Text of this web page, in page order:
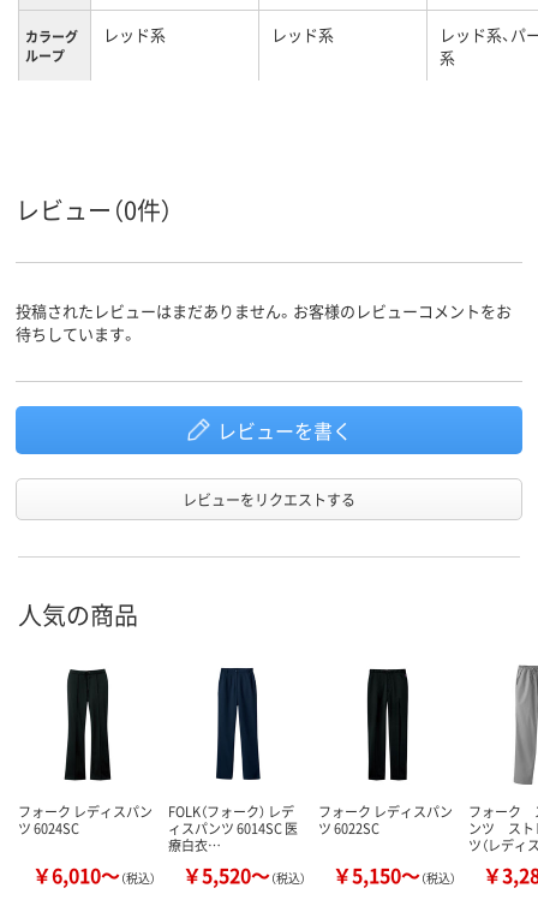
カラーグ
ループ
レッド系 レッド系
レッド系、パ
系
レビュー（0件）
投稿されたレビューはまだありません。お客様のレビューコメントをお
待ちしています。
レビューを書く
レビューをリクエストする
人気の商品
フォーク レディスパン
ツ 6024SC
￥6,010～（税込）
FOLK（フォーク） レデ
ィスパンツ 6014SC 医
療白衣…
￥5,520～（税込）
フォーク レディスパン
ツ 6022SC
￥5,150～（税込）
フォーク
ンツ スト
ツ（レデ
￥